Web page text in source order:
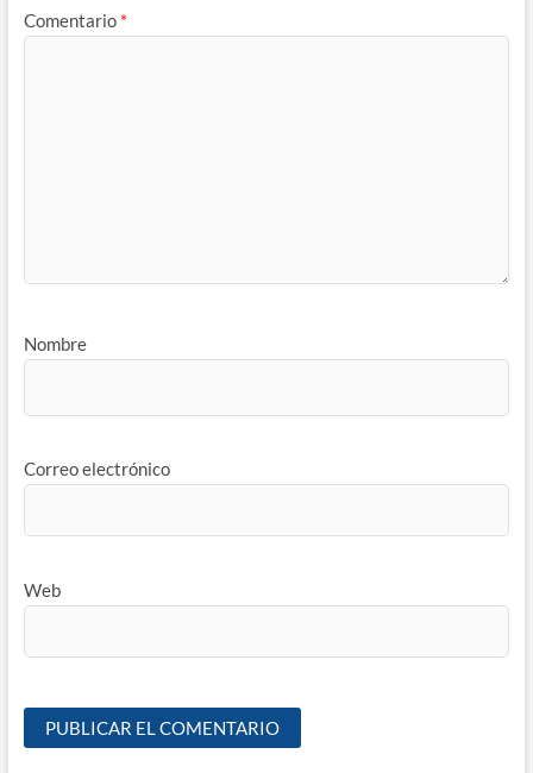
Comentario *
Nombre
Correo electrónico
Web